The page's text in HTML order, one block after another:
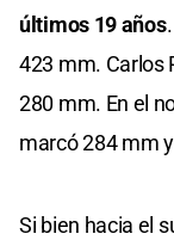
últimos 19 años
423 mm. Carlos
280 mm. En el
marcó 284 mm
Si bien hacia el